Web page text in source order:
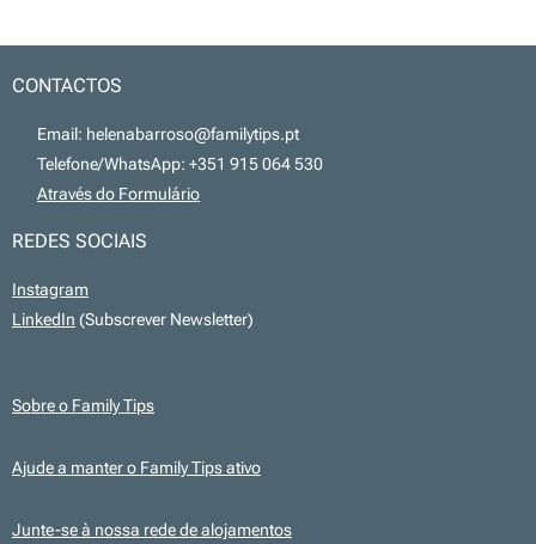
CONTACTOS
📧 Email: helenabarroso@familytips.pt
📞 Telefone/WhatsApp: +351 915 064 530
Através do Formulário
REDES SOCIAIS
Instagram
LinkedIn (Subscrever Newsletter)
Sobre o Family Tips
Ajude a manter o Family Tips ativo
Junte-se à nossa rede de alojamentos